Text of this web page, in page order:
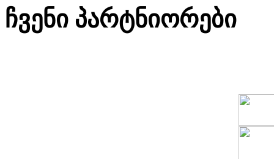
ჩვენი პარტნიორები